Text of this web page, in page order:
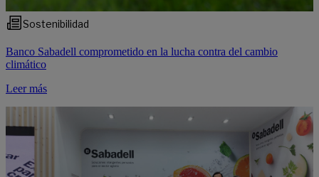
Sostenibilidad
Banco Sabadell comprometido en la lucha contra del cambio
climático
Leer más